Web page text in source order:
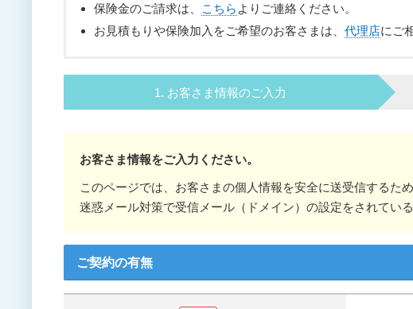
保険金のご請求は、
こちら よりご連絡ください。
お見積もりや保険加入をご希望のお客さまは、 代理店にご
1. お客さま情報のご入力
お客さま情報をご入力ください。
このページでは、お客さまの個人情報を安全に送受信するた
迷惑メール対策で受信メール（ドメイン）の設定をされている
ご契約の有無